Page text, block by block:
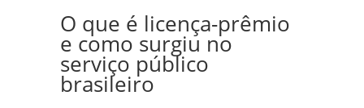
O que é licença-prêmio
e como surgiu no
serviço público
brasileiro